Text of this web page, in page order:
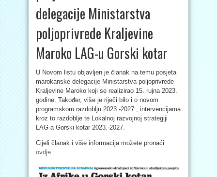
delegacije Ministarstva
poljoprivrede Kraljevine
Maroko LAG-u Gorski kotar
U Novom listu objavljen je članak na temu posjeta
marokanske delegacije Ministarstva poljoprivrede
Kraljevine Maroko koji se realizirao 15. rujna 2023.
godine. Također, više je riječi bilo i o novom
programskom razdoblju 2023.-2027., intervencijama
kroz to razdoblje te Lokalnoj razvojnoj strategiji
LAG-a Gorski kotar 2023.-2027.
Cijeli članak i više informacija možete pronaći
ovdje.